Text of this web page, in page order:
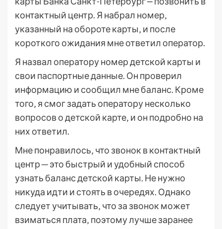
контактный центр. Я набрал номер‚
указанный на обороте карты‚ и после
короткого ожидания мне ответил оператор.
Я назвал оператору номер детской карты и
свои паспортные данные. Он проверил
информацию и сообщил мне баланс. Кроме
того‚ я смог задать оператору несколько
вопросов о детской карте‚ и он подробно на
них ответил.
Мне понравилось‚ что звонок в контактный
центр ─ это быстрый и удобный способ
узнать баланс детской карты. Не нужно
никуда идти и стоять в очередях. Однако
следует учитывать‚ что за звонок может
взиматься плата‚ поэтому лучше заранее